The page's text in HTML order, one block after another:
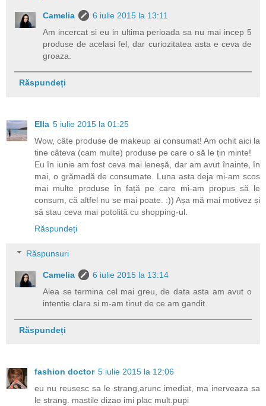
Camelia
6 iulie 2015 la 13:11
Am incercat si eu in ultima perioada sa nu mai incep 5
produse de acelasi fel, dar curiozitatea asta e ceva de
groaza.
Răspundeți
Ella 5 iulie 2015 la 01:25
Wow, câte produse de makeup ai consumat! Am ochit aici la
tine câteva (cam multe) produse pe care o să le țin minte!
Eu în iunie am fost ceva mai leneșă, dar am avut înainte, în
mai, o grămadă de consumate. Luna asta deja mi-am scos
mai multe produse în față pe care mi-am propus să le
consum, că altfel nu se mai poate. :)) Așa mă mai motivez și
să stau ceva mai potolită cu shopping-ul.
Răspundeți
Răspunsuri
Camelia
6 iulie 2015 la 13:14
Alea se termina cel mai greu, de data asta am avut o
intentie clara si m-am tinut de ce am gandit.
Răspundeți
fashion doctor 5 iulie 2015 la 12:06
eu nu reusesc sa le strang,arunc imediat, ma inerveaza sa
le strang. mastile dizao imi plac mult.pupi